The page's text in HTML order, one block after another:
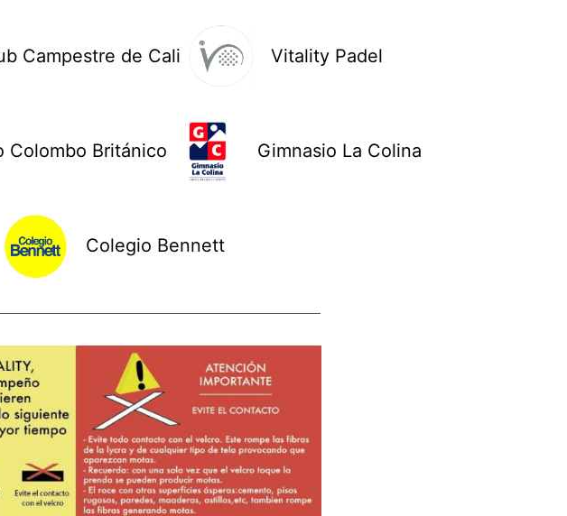
Campestre de Cali Vitality Padel
Colombo Británico Gimnasio La Colina
Colegio Bennett